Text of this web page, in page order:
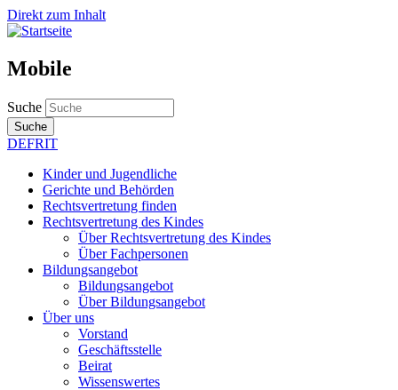
Direkt zum Inhalt
Mobile
Suche
Suche
DEFRIT
Kinder und Jugendliche
Gerichte und Behörden
Rechtsvertretung finden
Rechtsvertretung des Kindes
Über Rechtsvertretung des Kindes
Über Fachpersonen
Bildungsangebot
Bildungsangebot
Über Bildungsangebot
Über uns
Vorstand
Geschäftsstelle
Beirat
Wissenswertes